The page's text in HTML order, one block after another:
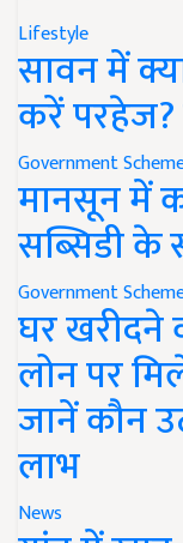
Lifestyle
सावन में
करें
Government
मानसून में
सब्सिडी के
Government
घर खरीदने
लोन पर
जानें कौन
लाभ
News